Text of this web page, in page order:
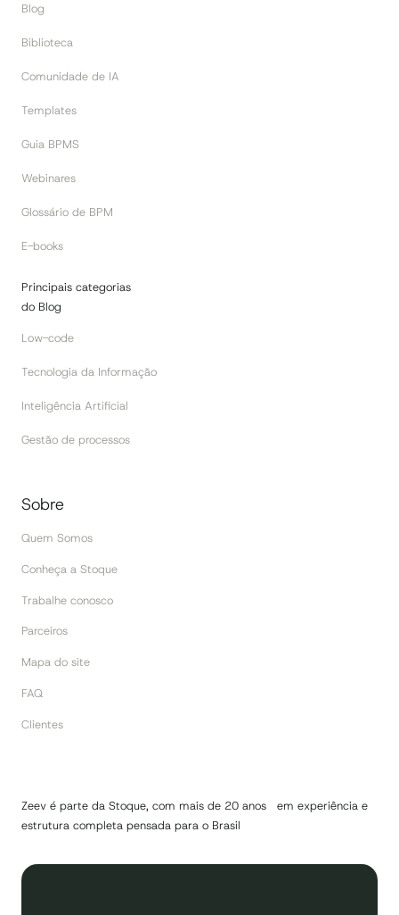
Blog
Biblioteca
Comunidade de IA
Templates
Guia BPMS
Webinares
Glossário de BPM
E-books
Principais categorias
do Blog
Low-code
Tecnologia da Informação
Inteligência Artificial
Gestão de processos
Sobre
Quem Somos
Conheça a Stoque
Trabalhe conosco
Parceiros
Mapa do site
FAQ
Clientes
Zeev é parte da Stoque, com mais de 20 anos em experiência e
estrutura completa pensada para o Brasil